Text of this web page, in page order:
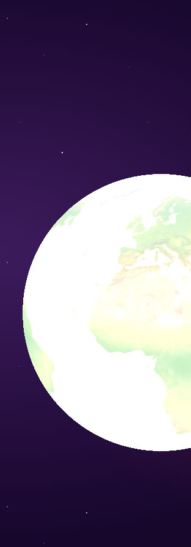
nummulariifolia) - Conservation